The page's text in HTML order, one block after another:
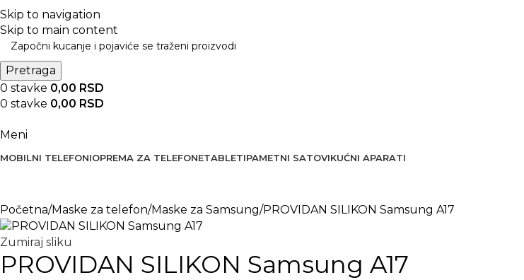
Skip to navigation
Skip to main content
BESPLATNA DOSTAVA PREKO 5000 RSD
Pretraga
0 stavke 0,00 RSD
0 stavke 0,00 RSD
Meni
MOBILNI TELEFONIOPREMA ZA TELEFONETABLETIPAMETNI SATOVIKUĆNI APARATI
Početna Maske za telefon Maske za Samsung PROVIDAN SILIKON Samsung A17
Zumiraj sliku
PROVIDAN SILIKON Samsung A17